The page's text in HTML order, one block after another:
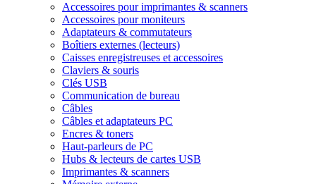
Accessoires pour imprimantes & scanners
Accessoires pour moniteurs
Adaptateurs & commutateurs
Boîtiers externes (lecteurs)
Caisses enregistreuses et accessoires
Claviers & souris
Clés USB
Communication de bureau
Câbles
Câbles et adaptateurs PC
Encres & toners
Haut-parleurs de PC
Hubs & lecteurs de cartes USB
Imprimantes & scanners